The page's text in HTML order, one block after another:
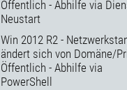
Öffentlich - Abhilfe via
Neustart
Win 2012 R2 -
ändert sich von Domäne/
Öffentlich - Abhilfe via
PowerShell